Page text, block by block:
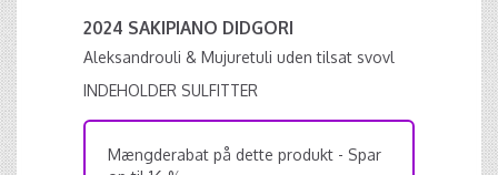
2024 SAKIPIANO DIDGORI
Aleksandrouli & Mujuretuli uden tilsat svovl
INDEHOLDER SULFITTER
Mængderabat på dette produkt - Spar